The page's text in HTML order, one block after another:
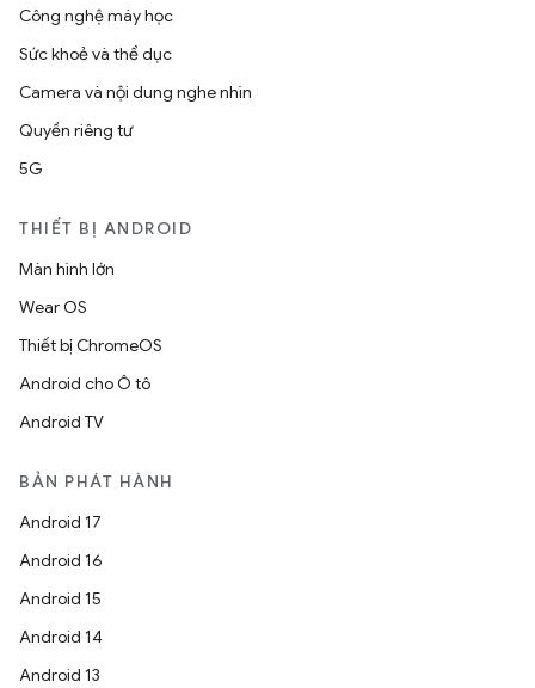
Công nghệ máy học
Sức khoẻ và thể dục
Camera và nội dung nghe nhìn
Quyền riêng tư
5G
THIẾT BỊ ANDROID
Màn hình lớn
Wear OS
Thiết bị ChromeOS
Android cho Ô tô
Android TV
BẢN PHÁT HÀNH
Android 17
Android 16
Android 15
Android 14
Android 13